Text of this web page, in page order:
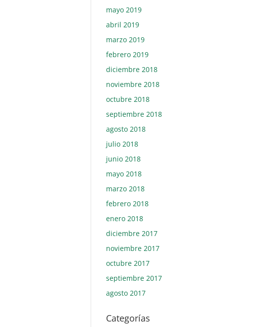
mayo 2019
abril 2019
marzo 2019
febrero 2019
diciembre 2018
noviembre 2018
octubre 2018
septiembre 2018
agosto 2018
julio 2018
junio 2018
mayo 2018
marzo 2018
febrero 2018
enero 2018
diciembre 2017
noviembre 2017
octubre 2017
septiembre 2017
agosto 2017
Categorías